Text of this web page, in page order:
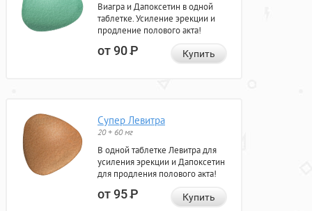
Виагра и Дапоксетин в одной
таблетке. Усиление эрекции и
продление полового акта!
от 90Р Купить
Супер Левитра
20 + 60 мг
В одной таблетке Левитра для
усиления эрекции и Дапоксетин
для продления полового акта!
от 95Р Купить